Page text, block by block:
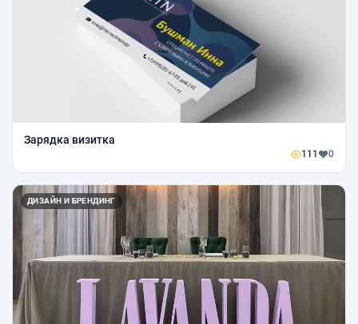
Зарядка визитка
111 0
ДИЗАЙН И БРЕНДИНГ